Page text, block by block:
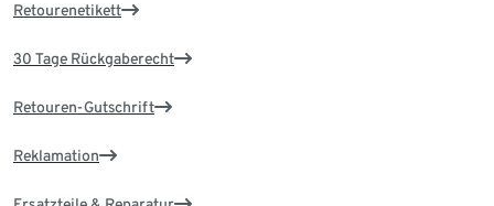
Retourenetikett
30 Tage Rückgaberecht
Retouren-Gutschrift
Reklamation